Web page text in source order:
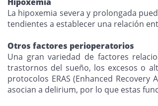
La hipoxemia severa y prolongada
tendientes a establecer una relación
Otros factores perioperatorios
Una gran variedad de factores
trastornos del sueño, los excesos o
protocolos ERAS (Enhanced
asocian a delirium, por lo que estas